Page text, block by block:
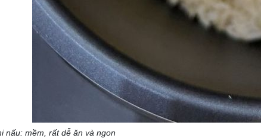
nấu: mềm, rất dễ ăn và ngon